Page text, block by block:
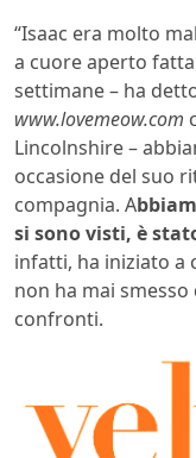
“Isaac era molto
a cuore aperto
settimane – ha
www.lovemeow.com
Lincolnshire –
occasione del suo
compagnia. A
si sono visti, è
infatti, ha iniziato a
non ha mai
confronti.